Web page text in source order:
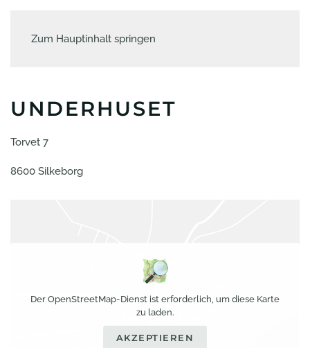
Zum Hauptinhalt springen
UNDERHUSET
Torvet 7
8600 Silkeborg
Der OpenStreetMap-Dienst ist erforderlich, um diese Karte
zu laden.
AKZEPTIEREN